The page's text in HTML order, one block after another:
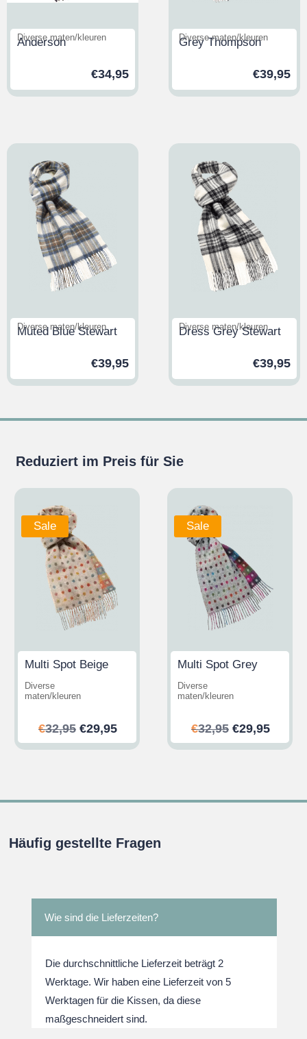
Anderson
Diverse maten/kleuren
€34,95
Grey Thompson
Diverse maten/kleuren
€39,95
Muted Blue Stewart
Diverse maten/kleuren
€39,95
Dress Grey Stewart
Diverse maten/kleuren
€39,95
Reduziert im Preis für Sie
Sale
Multi Spot Beige
Diverse
maten/kleuren
€32,95 Ursprünglicher
Preis
€29,95Aktueller
Preis
Sale
Multi Spot Grey
Diverse
maten/kleuren
€32,95
Preis
€29,95
Preis
Häufig gestellte Fragen
Wie sind die Lieferzeiten?
Die durchschnittliche Lieferzeit beträgt 2
Werktage. Wir haben eine Lieferzeit von 5
Werktagen für die Kissen, da diese
maßgeschneidert sind.